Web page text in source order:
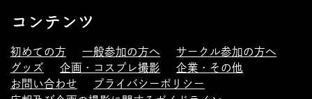
コンテンツ
初めての方 一般参加の方へ
サークル参加の方へ
グッズ
企画・コスプレ撮影
企業・その他
お問い合わせ
プライバシーポリシー